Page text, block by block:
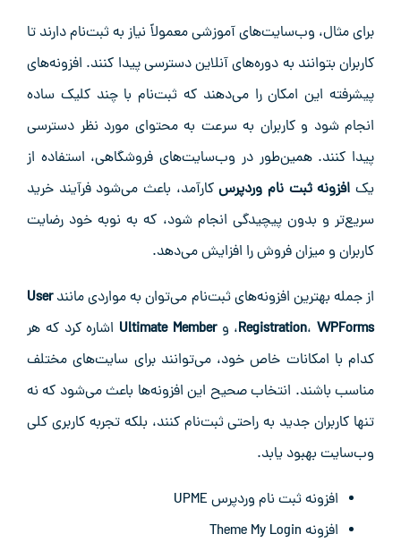
برای مثال، وب‌سایت‌های آموزشی معمولاً نیاز به ثبت‌نام دارند تا
کاربران بتوانند به دوره‌های آنلاین دسترسی پیدا کنند. افزونه‌های
پیشرفته این امکان را می‌دهند که ثبت‌نام با چند کلیک ساده
انجام شود و کاربران به سرعت به محتوای مورد نظر دسترسی
پیدا کنند. همین‌طور در وب‌سایت‌های فروشگاهی، استفاده از
یک افزونه ثبت نام وردپرسکارآمد، باعث می‌شود فرآیند خرید
سریع‌تر و بدون پیچیدگی انجام شود، که به نوبه خود رضایت
کاربران و میزان فروش را افزایش می‌دهد.
از جمله بهترین افزونه‌های ثبت‌نام می‌توان به مواردی مانندUser
Registration، WPForms ، وUltimate Member اشاره کرد که هر
کدام با امکانات خاص خود، می‌توانند برای سایت‌های مختلف
مناسب باشند. انتخاب صحیح این افزونه‌ها باعث می‌شود که نه
تنها کاربران جدید به راحتی ثبت‌نام کنند، بلکه تجربه کاربری کلی
وب‌سایت بهبود یابد.
افزونه ثبت نام وردپرس UPME
افزونه Theme My Login